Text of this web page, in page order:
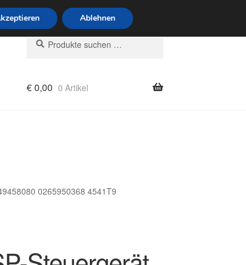
· 0175 7465658
Suchen
nach:
Suchen
€0,00 0 Artikel
0265950368 4541T9
Ablehnen